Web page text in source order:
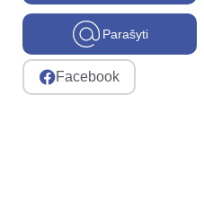
Parašyti
Facebook